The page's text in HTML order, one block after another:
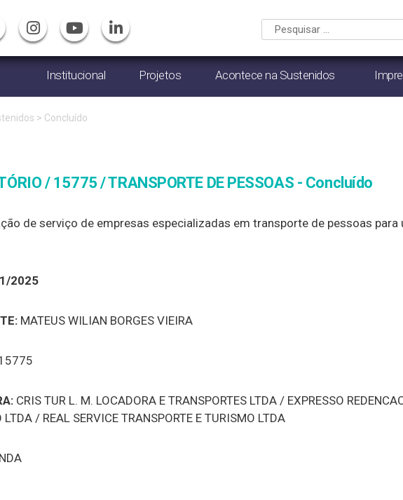
Institucional Projetos Acontece na Sustenidos
> Concluído
/ 15775 / TRANSPORTE DE PESSOAS - Concluído
de serviço de empresas especializadas em transporte de pessoas
2025
MATEUS WILIAN BORGES VIEIRA
CRIS TUR L. M. LOCADORA E TRANSPORTES LTDA / EXPRESSO
/ REAL SERVICE TRANSPORTE E TURISMO LTDA